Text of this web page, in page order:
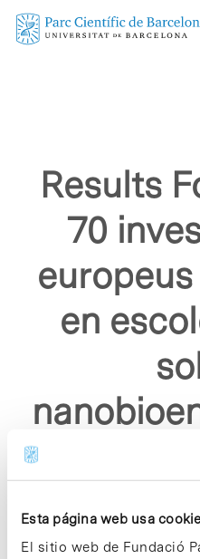
Esta página web usa
El sitio web de Fundació
Skip
Results
70
en
pcb